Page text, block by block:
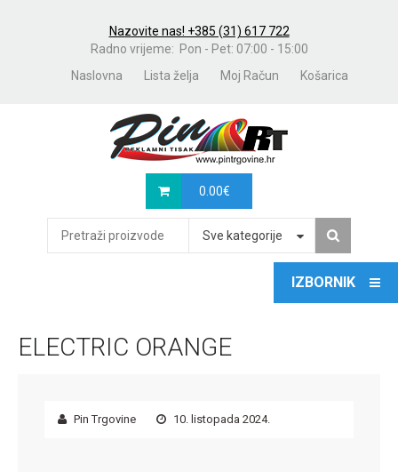
Nazovite nas! +385 (31) 617 722
Radno vrijeme: Pon - Pet: 07:00 - 15:00
Naslovna
Lista želja Moj Račun Košarica
0.00€
Sve kategorije
ELECTRIC ORANGE
Pin Trgovine 10. listopada 2024.